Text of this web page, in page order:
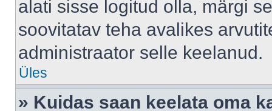
alati sisse logitud olla, märgi
soovitatav teha avalikes
administraator selle keelanud.
Üles
» Kuidas saan keelata oma